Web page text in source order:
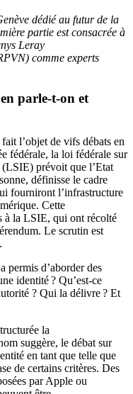
dédiéau futur de la
partie est consacrée à
Leray
comme experts
en parle-t-on et
fait l’objet de vifs débats en
fédérale, la loi fédérale sur
(LSIE) prévoit que l’Etat
définisse le cadre
fourniront l’infrastructure
. Cette
à la LSIE, qui ont récolté
Le scrutin est
a permis d’aborder des
identité ? Qu’est-ce
? Qui la délivre? Et
e la
suggère, le débat sur
en tant que telle que
de certains critères. Des
par Apple ou